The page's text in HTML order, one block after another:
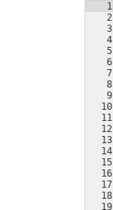
1
2
3
4
5
6
7
8
9
10
11
12
13
14
15
16
17
18
19